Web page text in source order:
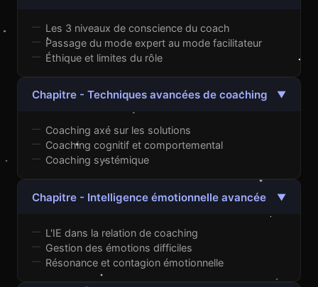
Les 3 niveaux de conscience du coach
Passage du mode expert au mode facilitateur
Éthique et limites du rôle
Chapitre - Techniques avancées de coaching ▼
Coaching axé sur les solutions
Coaching cognitif et comportemental
Coaching systémique
Chapitre - Intelligence émotionnelle avancée ▼
L'IE dans la relation de coaching
Gestion des émotions difficiles
Résonance et contagion émotionnelle